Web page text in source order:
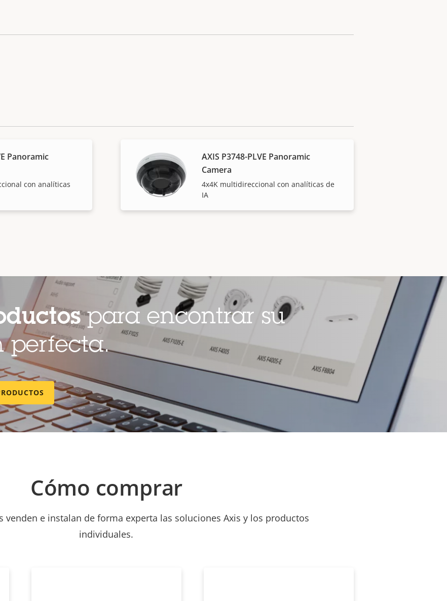
Panoramic
con analíticas
AXIS P3748-PLVE Panoramic
Camera
4x4K multidireccional con analíticas de
IA
para encontrar su
perfecta.
Cómo comprar
venden e instalan de forma experta las soluciones Axis y los productos
individuales.